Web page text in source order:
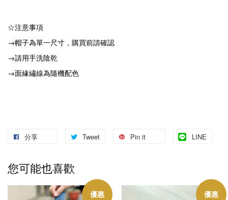
☆注意事項
→帽子為單一尺寸，購買前請確認
→請用手洗陰乾
→面緣繡線為隨機配色
分享 Tweet Pin it LINE
您可能也喜歡
優惠 優惠